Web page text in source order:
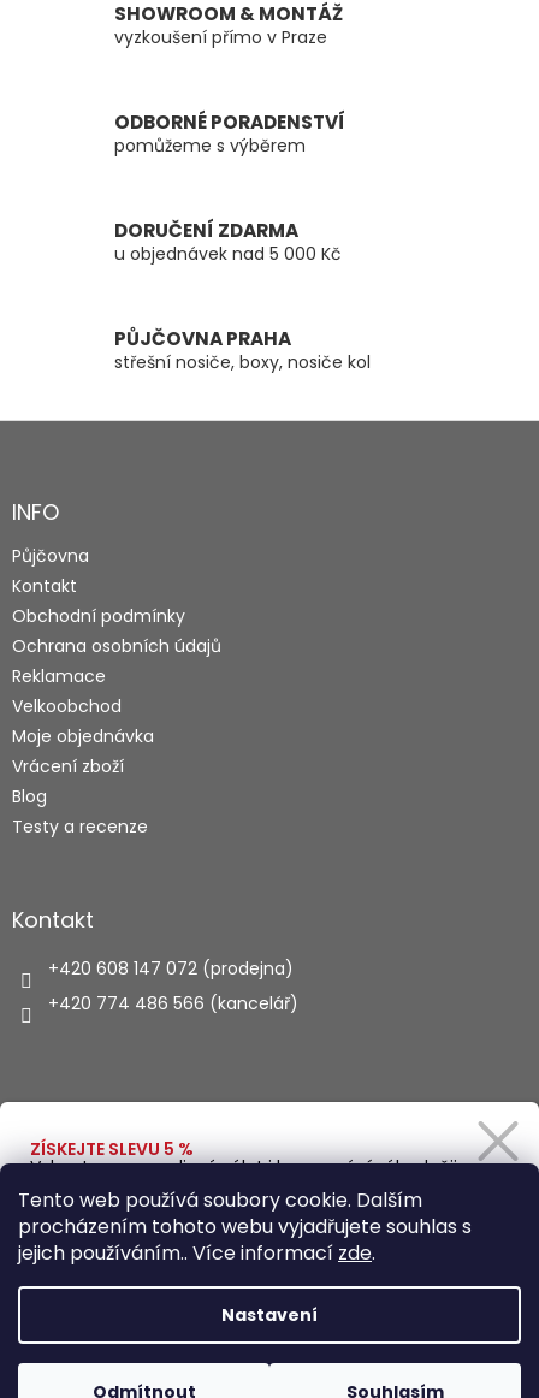
Tento web používá soubory cookie. Dalším
procházením tohoto webu vyjadřujete souhlas s
jejich používáním.. Více informací zde.
Nastavení
Odmítnout Souhlasím
SHOWROOM & MONTÁŽ
vyzkoušení přímo v Praze
ODBORNÉ PORADENSTVÍ
pomůžeme s výběrem
DORUČENÍ ZDARMA
u objednávek nad 5 000 Kč
PŮJČOVNA PRAHA
střešní nosiče, boxy, nosiče kol
Z
aINFO
Půjčovna
Kontakt
Obchodní podmínky
Ochrana osobních údajů
Reklamace
Velkoobchod
Moje objednávka
Vrácení zboží
Blog
Testy a recenze
Kontakt
+420 608 147 072 (prodejna)
+420 774 486 566 (kancelář)
HLEDAT
Copyright 2026Autohaus.cz. Všechna práva vyhrazena.
ZÍSKEJTE SLEVU 5 %
Vybavte se na rodinný výlet i kempování výhodněji.
Zadejte svůj e-mail a obratem Vám pošleme
slevový kód.
Zásady zpracování osobních údajů